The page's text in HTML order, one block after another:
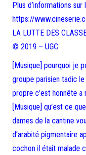
Plus d’informations sur
https://
LA LUTTE DES
© 2019 – UGC
[Musique] pourquoi je
groupe parisien tadic
propre c’est honnête
[Musique] qu’est ce
dames de la cantine
d’arabité pigmentaire
cochon il était malade